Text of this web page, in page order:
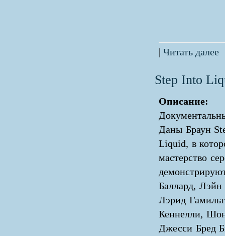
|Читать далее
Step Into
Описание:
Даны Браун
Liquid, в
мастерство
Баллард, Лэйн
Лэрид
Кеннелли,
Джесси Бред